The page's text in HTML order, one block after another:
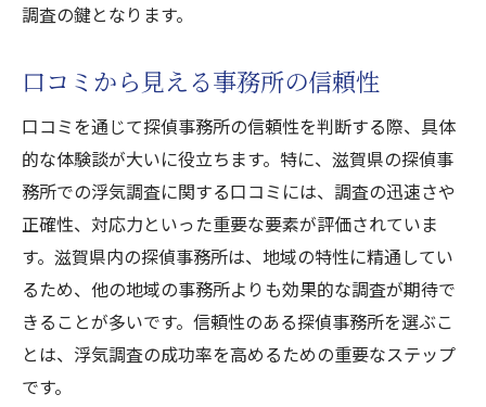
調査の鍵となります。
口コミから見える事務所の信頼性
口コミを通じて探偵事務所の信頼性を判断する際、具体
的な体験談が大いに役立ちます。特に、滋賀県の探偵事
務所での浮気調査に関する口コミには、調査の迅速さや
正確性、対応力といった重要な要素が評価されていま
す。滋賀県内の探偵事務所は、地域の特性に精通してい
るため、他の地域の事務所よりも効果的な調査が期待で
きることが多いです。信頼性のある探偵事務所を選ぶこ
とは、浮気調査の成功率を高めるための重要なステップ
です。